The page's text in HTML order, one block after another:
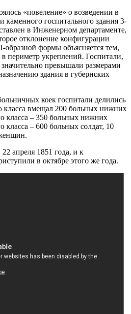
«повеление» о возведении в
каменного госпитального здания 3-
в Инженерном департаменте,
отклонение конфигурации
формы объясняется тем,
периметр укреплений. Госпитали,
превышали размерами
здания в губернских
коек госпитали делились
класса вмещал 200 больных нижних
класса – 350 больных нижних
класса – 600 больных солдат, 10
апреля 1851 года, и к
в октябре этого же года.